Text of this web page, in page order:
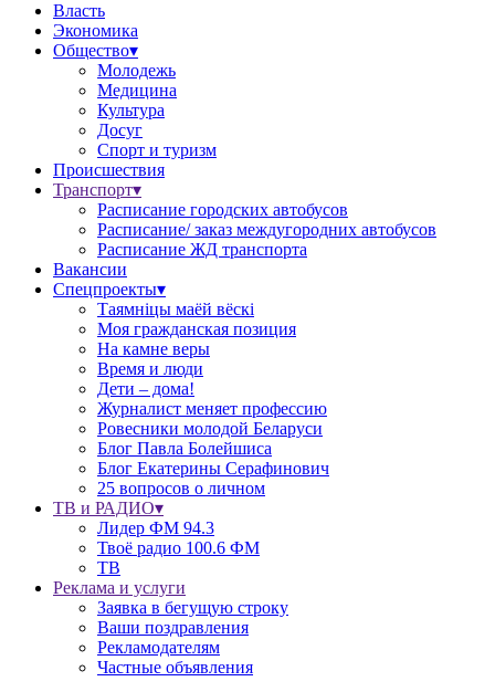
Власть
Экономика
Общество▾
Молодежь
Медицина
Культура
Досуг
Спорт и туризм
Происшествия
Транспорт▾
Расписание городских автобусов
Расписание/ заказ междугородних автобусов
Расписание ЖД транспорта
Вакансии
Спецпроекты▾
Таямніцы маёй вёскі
Моя гражданская позиция
На камне веры
Время и люди
Дети – дома!
Журналист меняет профессию
Ровесники молодой Беларуси
Блог Павла Болейшиса
Блог Екатерины Серафинович
25 вопросов о личном
ТВ и РАДИО▾
Лидер ФМ 94.3
Твоё радио 100.6 ФМ
ТВ
Реклама и услуги
Заявка в бегущую строку
Ваши поздравления
Рекламодателям
Частные объявления